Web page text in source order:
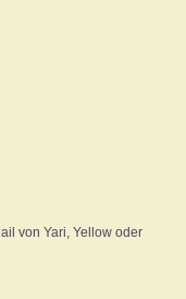
von Yari, Yellow oder